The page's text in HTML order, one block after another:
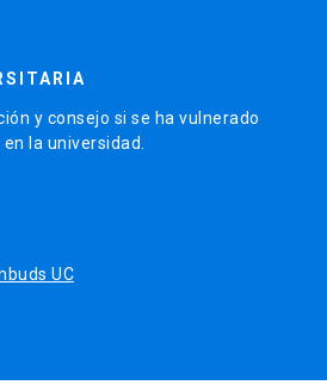
y consejo si se ha vulnerado
la universidad.
UC